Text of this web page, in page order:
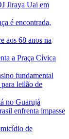
Jiraya Uai em
é encontrada,
aos 68 anos na
a Praça Cívica
fundamental
leilão de
no Guarujá
enfrenta impasse
de